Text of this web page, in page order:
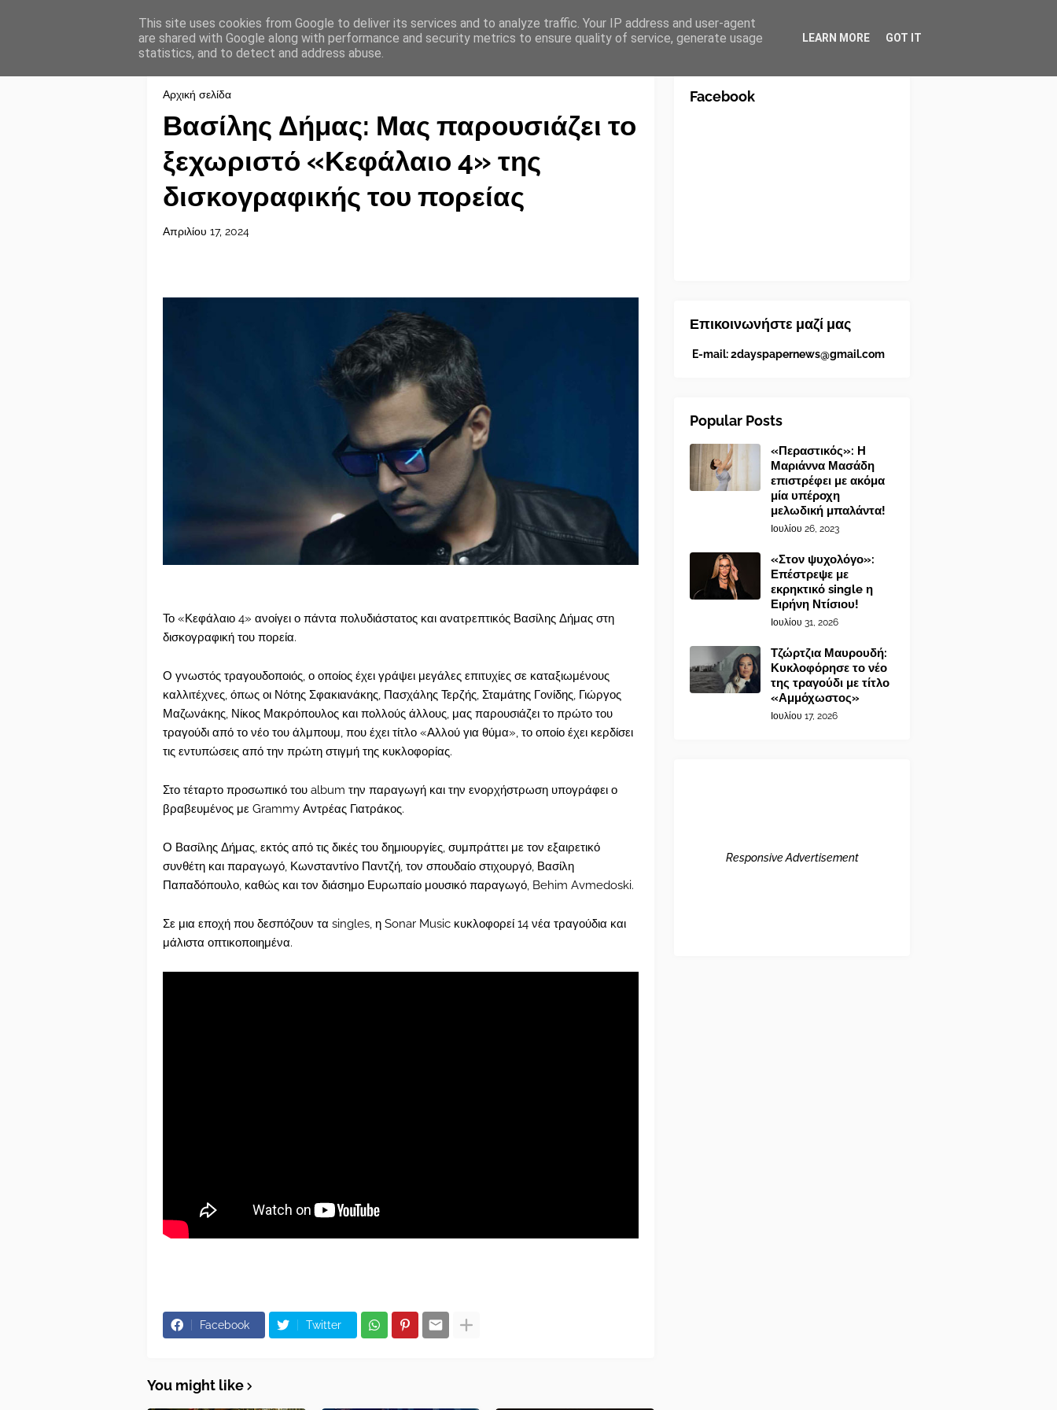
Αρχική σελίδα
Βασίλης Δήμας: Μας παρουσιάζει το
ξεχωριστό «Κεφάλαιο 4» της
δισκογραφικής του πορείας
Απριλίου 17, 2024
Το «Κεφάλαιο 4» ανοίγει ο πάντα πολυδιάστατος και ανατρεπτικός Βασίλης Δήμας στη
δισκογραφική του πορεία.
Ο γνωστός τραγουδοποιός, ο οποίος έχει γράψει μεγάλες επιτυχίες σε καταξιωμένους
καλλιτέχνες, όπως οι Νότης Σφακιανάκης, Πασχάλης Τερζής, Σταμάτης Γονίδης, Γιώργος
Μαζωνάκης, Νίκος Μακρόπουλος και πολλούς άλλους, μας παρουσιάζει το πρώτο του
τραγούδι από το νέο του άλμπουμ, που έχει τίτλο «Αλλού για θύμα», το οποίο έχει κερδίσει
τις εντυπώσεις από την πρώτη στιγμή της κυκλοφορίας.
Στο τέταρτο προσωπικό του album την παραγωγή και την ενορχήστρωση υπογράφει ο
βραβευμένος με Grammy Αντρέας Γιατράκος.
Ο Βασίλης Δήμας, εκτός από τις δικές του δημιουργίες, συμπράττει με τον εξαιρετικό
συνθέτη και παραγωγό, Κωνσταντίνο Παντζή, τον σπουδαίο στιχουργό, Βασίλη
Παπαδόπουλο, καθώς και τον διάσημο Ευρωπαίο μουσικό παραγωγό, Behim Avmedoski.
Σε μια εποχή που δεσπόζουν τα singles, η Sonar Music κυκλοφορεί 14 νέα τραγούδια και
μάλιστα οπτικοποιημένα.
Facebook Twitter
You might like
Facebook
Επικοινωνήστε μαζί μας
E-mail:2dayspapernews@gmail.com
Popular Posts
«Περαστικός»: Η
Μαριάννα Μασάδη
επιστρέφει με ακόμα
μία υπέροχη
μελωδική μπαλάντα!
Ιουλίου 26, 2023
«Στον ψυχολόγο»:
Επέστρεψε με
εκρηκτικό single η
Ειρήνη Ντίσιου!
Ιουλίου 31, 2026
Τζώρτζια Μαυρουδή:
Κυκλοφόρησε το νέο
της τραγούδι με τίτλο
«Αμμόχωστος»
Ιουλίου 17, 2026
Responsive Advertisement
This site uses cookies from Google to deliver its services and to analyze traffic. Your IP address and user-agent
are shared with Google along with performance and security metrics to ensure quality of service, generate usage
statistics, and to detect and address abuse.
LEARN MORE GOT IT